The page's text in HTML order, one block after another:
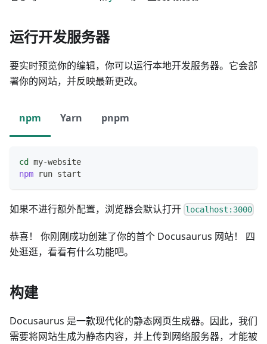
运行开发服务器
要实时预览你的编辑，你可以运行本地开发服务器。它会部
署你的网站，并反映最新更改。
npm Yarn pnpm
cd
my-website
npm run start
如果不进行额外配置，浏览器会默认打开 localhost:3000
恭喜！ 你刚刚成功创建了你的首个 Docusaurus 网站！ 四
处逛逛，看看有什么功能吧。
构建
Docusaurus 是一款现代化的静态网页生成器。因此，我们
需要将网站生成为静态内容，并上传到网络服务器，才能被